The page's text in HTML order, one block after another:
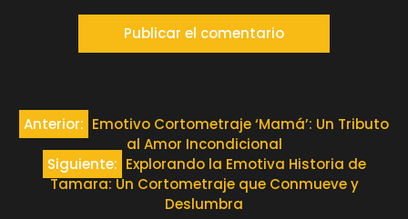
Navegación
entradas
Anterior: Emotivo Cortometraje ‘Mamá’: Un Tributo
al Amor Incondicional
Siguiente: Explorando la Emotiva Historia de
Tamara: Un Cortometraje que Conmueve y
Deslumbra